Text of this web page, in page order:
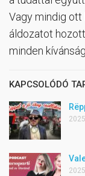
Vagy mindig ott
áldozatot
minden
KAPCSOLÓDÓ